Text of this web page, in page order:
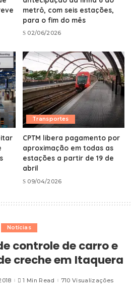
metrô, com seis estações,
para o fim do mês
02/06/2026
Transportes
CPTM libera pagamento por
aproximação em todas as
estações a partir de 19 de
abril
09/04/2026
Notícias
controle de carro e
creche em Itaquera
1 Min Read 710 Visualizações